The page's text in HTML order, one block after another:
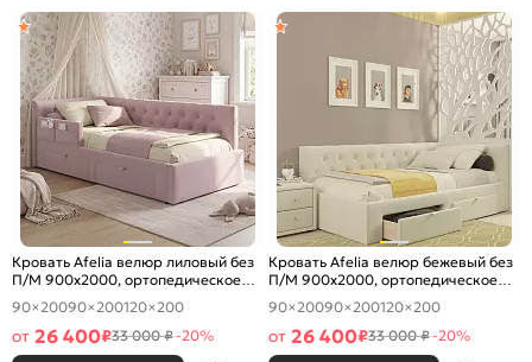
Кровать Afelia велюр лиловый без
П/М 900x2000, ортопедическое
основание, изголовье мягкое
90×20090×200120×200
от 26 400₽33 000 ₽-20%
Кровать Afelia велюр бежевый без
П/М 900x2000, ортопедическое
основание, изголовье мягкое
90×20090×200120×200
от 26 400₽33 000 ₽-20%